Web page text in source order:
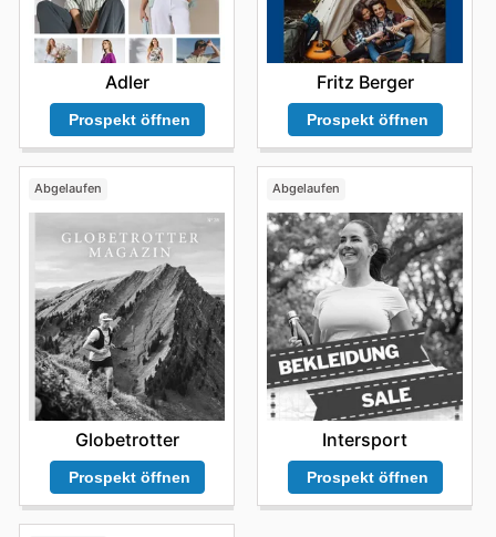
Adler
Prospekt öffnen
Fritz Berger
Prospekt öffnen
Abgelaufen
Globetrotter
Prospekt öffnen
Abgelaufen
Intersport
Prospekt öffnen